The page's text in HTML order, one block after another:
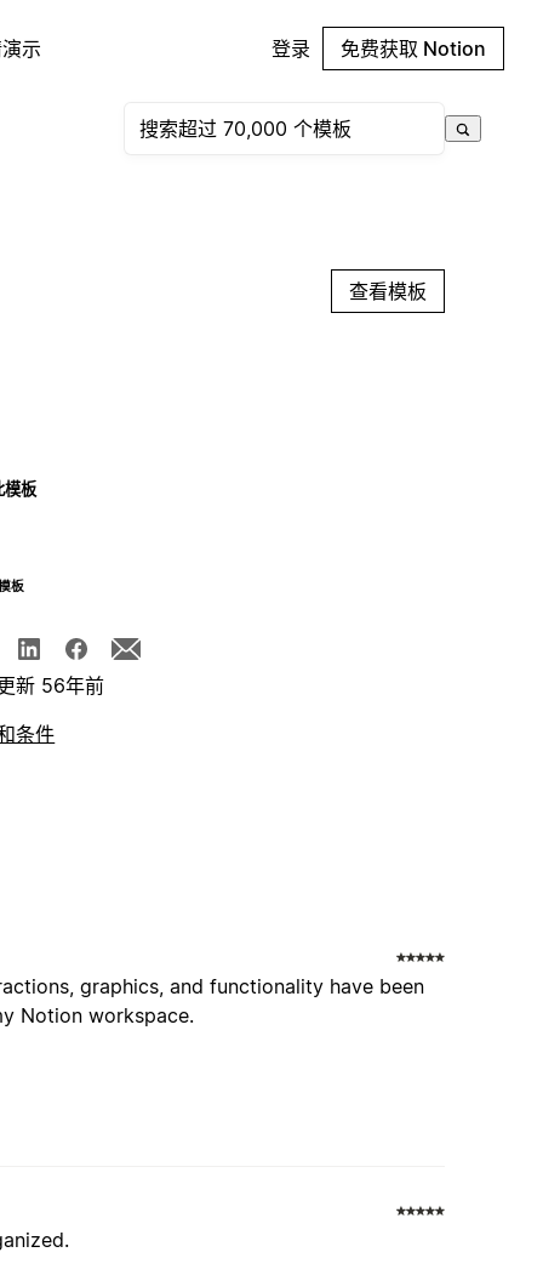
示 登录 免费获取 Notion
查看模板
模板
板
新 56年前
条件
graphics, and functionality have been
Notion workspace.